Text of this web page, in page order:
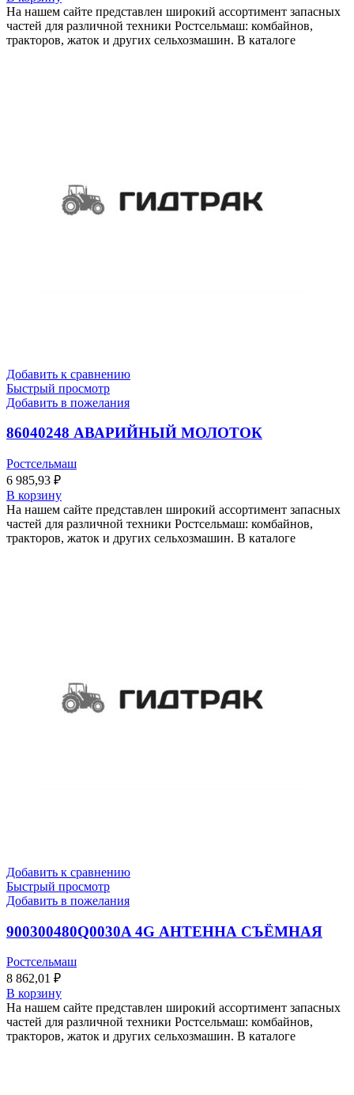
На нашем сайте представлен широкий ассортимент запасных
частей для различной техники Ростсельмаш: комбайнов,
тракторов, жаток и других сельхозмашин. В каталоге
Добавить к сравнению
Быстрый просмотр
Добавить в пожелания
86040248 АВАРИЙНЫЙ МОЛОТОК
Ростсельмаш
6 985,93 ₽
В корзину
На нашем сайте представлен широкий ассортимент запасных
частей для различной техники Ростсельмаш: комбайнов,
тракторов, жаток и других сельхозмашин. В каталоге
Добавить к сравнению
Быстрый просмотр
Добавить в пожелания
900300480Q0030A 4G АНТЕННА СЪЁМНАЯ
Ростсельмаш
8 862,01 ₽
В корзину
На нашем сайте представлен широкий ассортимент запасных
частей для различной техники Ростсельмаш: комбайнов,
тракторов, жаток и других сельхозмашин. В каталоге